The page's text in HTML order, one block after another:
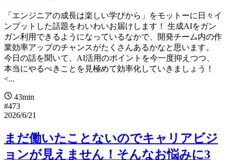
「エンジニアの成長は楽しい学びから」をモットーに日々イ
ンプットした話題をわいわいお届けします！ 生成AIをガン
ガン利用できるようになっているなかで、開発チーム内の作
業効率アップのチャンスがたくさんあるかなと思います。
今日の話を聞いて、AI活用のポイントを今一度抑えつつ、
本当にやるべきことを見極めて効率化していきましょう！
<...
43min
#473
2026/6/21
まだ働いたことないのでキャリアビジ
ョンが見えません！そんなお悩みに3